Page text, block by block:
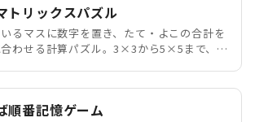
トリックスパズル
るマスに数字を置き、たて・よこの合計を
わせる計算パズル。3×3から5×5まで、ス
順番記憶ゲーム